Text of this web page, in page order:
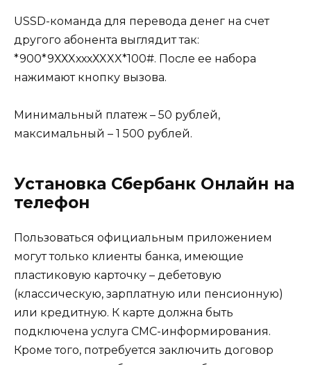
USSD-команда для перевода денег на счет
другого абонента выглядит так:
*900*9ХХXхххХXXX*100#. После ее набора
нажимают кнопку вызова.
Минимальный платеж – 50 рублей,
максимальный – 1 500 рублей.
Установка Сбербанк Онлайн на
телефон
Пользоваться официальным приложением
могут только клиенты банка, имеющие
пластиковую карточку – дебетовую
(классическую, зарплатную или пенсионную)
или кредитную. К карте должна быть
подключена услуга СМС-информирования.
Кроме того, потребуется заключить договор